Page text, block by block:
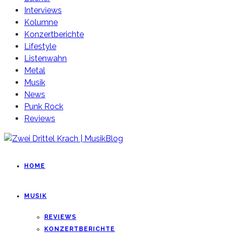
Interviews
Kolumne
Konzertberichte
Lifestyle
Listenwahn
Metal
Musik
News
Punk Rock
Reviews
HOME
MUSIK
REVIEWS
KONZERTBERICHTE